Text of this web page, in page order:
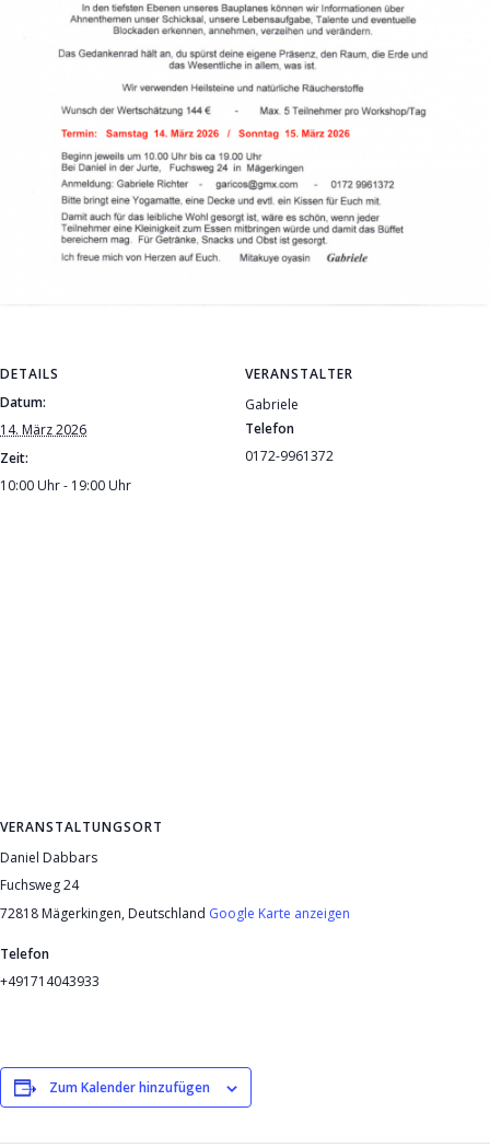
DETAILS
Datum:
14. März 2026
Zeit:
10:00 Uhr - 19:00 Uhr
VERANSTALTER
Gabriele
Telefon
0172-9961372
VERANSTALTUNGSORT
Daniel Dabbars
Fuchsweg 24
72818 Mägerkingen, Deutschland Google Karte anzeigen
Telefon
+491714043933
Zum Kalender hinzufügen